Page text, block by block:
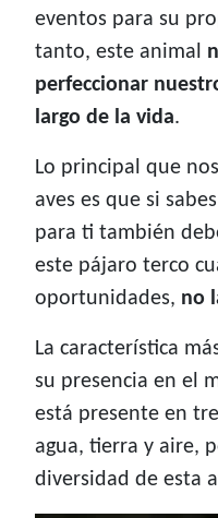
eventos para su
tanto, este animal
perfeccionar
largo de la vida.
Lo principal que
aves es que si
para ti también
este pájaro terco
oportunidades, no
La característica
su presencia en el
está presente en
agua, tierra y aire,
diversidad de esta